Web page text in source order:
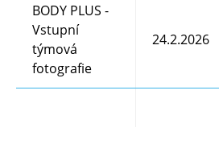
BODY PLUS -
Vstupní
týmová
fotografie
24.2.2026